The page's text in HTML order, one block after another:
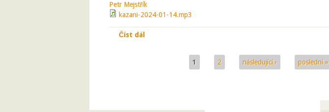
Petr Mejstřík
kazani-2024-01-14.mp3
Číst dál
1 2 následující › poslední »